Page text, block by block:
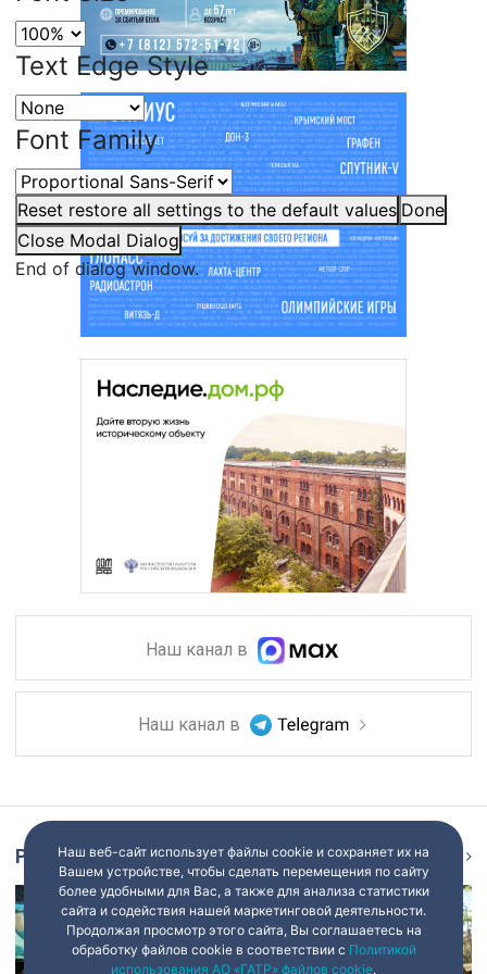
Text Edge Style
Font Family
Reset restore all settings to the default values Done
Close Modal Dialog
End of dialog window.
Наш канал в
Наш канал в
Репортаж
Наш веб-сайт использует файлы cookie и сохраняет их на
Вашем устройстве, чтобы сделать перемещения по сайту
более удобными для Вас, а также для анализа статистики
сайта и содействия нашей маркетинговой деятельности.
Продолжая просмотр этого сайта, Вы соглашаетесь на
обработку файлов cookie в соответствии с Политикой
использования АО «ГАТР» файлов cookie.